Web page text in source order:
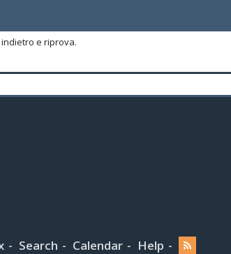
e riprova.
Search Calendar Help